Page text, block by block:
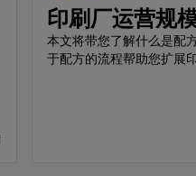
印刷厂运营规
本文将带您了解什么是配
于配方的流程帮助您扩展